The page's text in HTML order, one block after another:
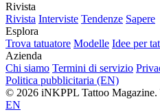
Rivista
Rivista Interviste Tendenze Sapere
Esplora
Trova tatuatore Modelle Idee per
Azienda
Chi siamo Termini di servizio
Politica pubblicitaria (EN)
© 2026 iNKPPL Tattoo
EN